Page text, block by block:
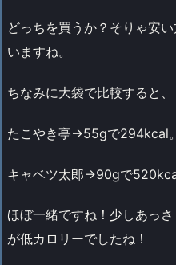
どっちを買うか？そりゃ安
いますね。
ちなみに大袋で比較すると、
たこやき亭→55gで294kcal
キャベツ太郎→90gで
ほぼ一緒ですね！少しあっ
が低カロリーでしたね！